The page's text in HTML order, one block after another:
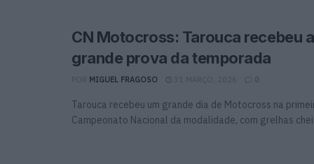
CN Motocross: Tarouca recebeu
grande prova da temporada
MIGUEL FRAGOSO 31 MARÇO, 2026 0
Tarouca recebeu um grande dia de Motocross na
Campeonato Nacional da modalidade, com grelhas